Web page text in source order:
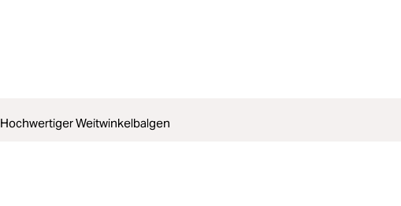
Hochwertiger Weitwinkelbalgen